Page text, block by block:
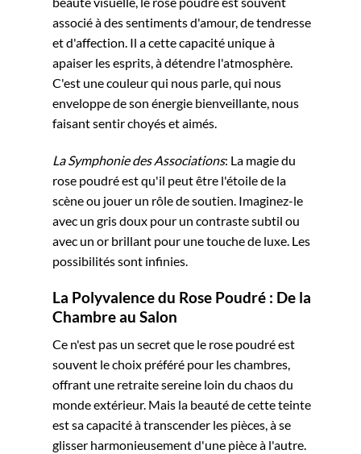
associé à des sentiments d'amour, de tendresse
et d'affection. Il a cette capacité unique à
apaiser les esprits, à détendre l'atmosphère.
C'est une couleur qui nous parle, qui nous
enveloppe de son énergie bienveillante, nous
faisant sentir choyés et aimés.
La Symphonie des Associations: La magie du
rose poudré est qu'il peut être l'étoile de la
scène ou jouer un rôle de soutien. Imaginez-le
avec un gris doux pour un contraste subtil ou
avec un or brillant pour une touche de luxe. Les
possibilités sont infinies.
La Polyvalence du Rose Poudré : De la
Chambre au Salon
Ce n'est pas un secret que le rose poudré est
souvent le choix préféré pour les chambres,
offrant une retraite sereine loin du chaos du
monde extérieur. Mais la beauté de cette teinte
est sa capacité à transcender les pièces, à se
glisser harmonieusement d'une pièce à l'autre.